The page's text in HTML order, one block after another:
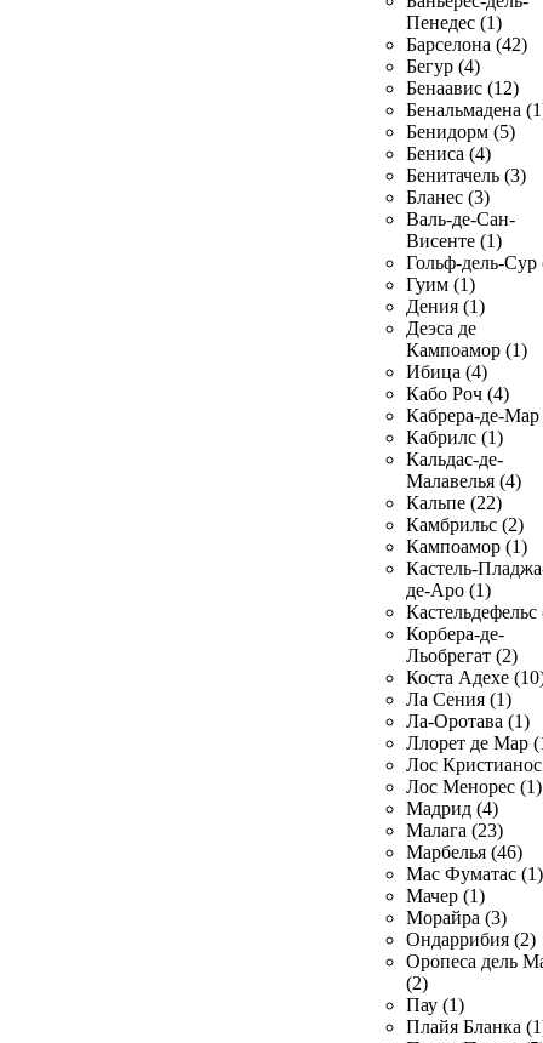
Пенедес (1)
Барселона (42)
Бегур (4)
Бенаавис (12)
Бенальмадена
Бенидорм (5)
Бениса (4)
Бенитачель (3)
Бланес (3)
Валь-де-Сан-
Висенте (1)
Гольф-дель-Сур
Гуим (1)
Дения (1)
Деэса де
Кампоамор (1)
Ибица (4)
Кабо Роч (4)
Кабрера-де-Мар
Кабрилс (1)
Кальдас-де-
Малавелья (4)
Кальпе (22)
Камбрильс (2)
Кампоамор (1)
Кастель-
де-Аро (1)
Кастельдефельс
Корбера-де-
Льобрегат (2)
Коста Адехе
Ла Сения (1)
Ла-Оротава (1)
Ллорет де Мар
Лос
Лос Менорес (1)
Мадрид (4)
Малага (23)
Марбелья (46)
Мас Фуматас (1)
Мачер (1)
Морайра (3)
Ондаррибия (2)
Оропеса дель
(2)
Пау (1)
Плайя Бланка